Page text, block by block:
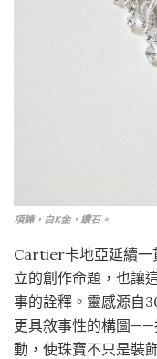
項鍊，白K金，鑽石。
Cartier卡地亞延續一
立的創作命題，也讓
事的詮釋。靈感源自
更具敘事性的構圖——
動，使珠寶不只是裝